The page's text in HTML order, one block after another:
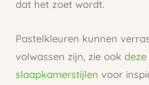
dat het zoet wordt.
Pastelkleuren kunnen
volwassen zijn, zie ook
slaapkamerstijlen voor